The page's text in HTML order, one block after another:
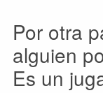
Por otra
alguien
Es un